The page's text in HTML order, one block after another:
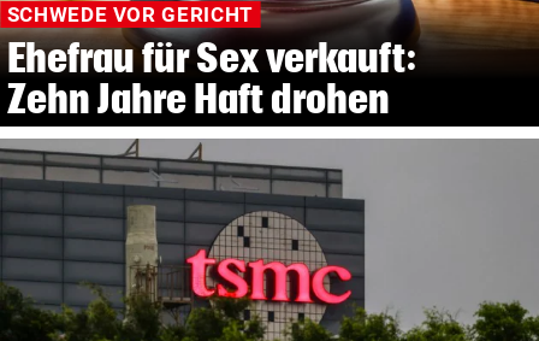
SCHWEDE VOR GERICHT
Ehefrau für Sex verkauft:
Zehn Jahre Haft drohen